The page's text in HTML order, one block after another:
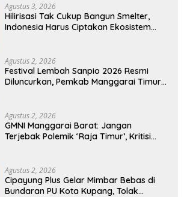
Agustus 3, 2026
Hilirisasi Tak Cukup Bangun Smelter,
Indonesia Harus Ciptakan Ekosistem
Agustus 2, 2026
Festival Lembah Sanpio 2026 Resmi
Diluncurkan, Pemkab Manggarai Timur
Agustus 2, 2026
GMNI Manggarai Barat: Jangan
Terjebak Polemik ‘Raja Timur’, Kritisi
Agustus 2, 2026
Cipayung Plus Gelar Mimbar Bebas di
Bundaran PU Kota Kupang, Tolak